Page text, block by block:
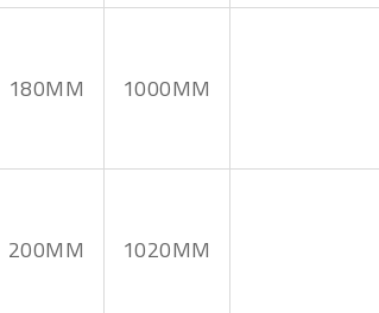
180MM 1000MM
200MM 1020MM